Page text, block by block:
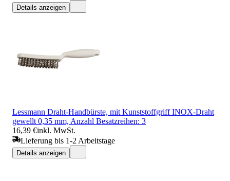
Details anzeigen
Lessmann Draht-Handbürste, mit Kunststoffgriff INOX-Draht
gewellt 0,35 mm, Anzahl Besatzreihen: 3
16,39 €inkl. MwSt.
Lieferung bis 1-2 Arbeitstage
Details anzeigen